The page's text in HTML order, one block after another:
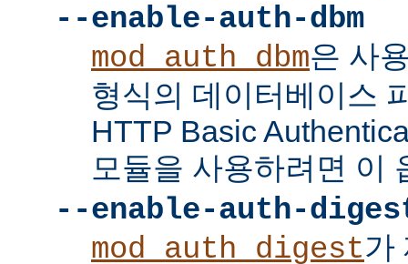
--enable-auth-dbm
mod_auth_dbm은 사
형식의 데이터베이스
HTTP Basic
모듈을 사용하려면 이
--enable-auth-
mod_auth_digest가